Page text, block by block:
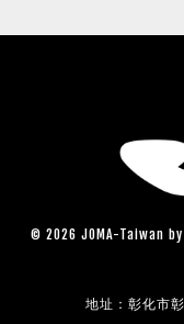
© 2026 JOMA-Taiwan
地址：彰化市